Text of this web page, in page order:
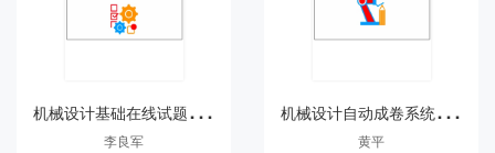
机
械设计基础在线试题库及组卷系统
李良军
机
械设计自动成卷系统（光盘）
黄平